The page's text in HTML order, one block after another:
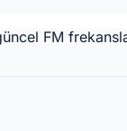
FM